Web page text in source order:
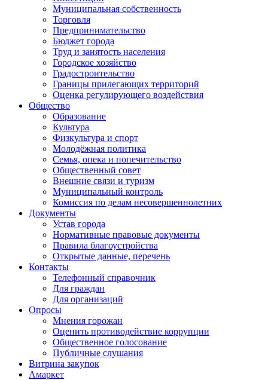
Муниципальная собственность
Торговля
Предпринимательство
Бюджет города
Труд и занятость населения
Городское хозяйство
Градостроительство
Границы прилегающих территорий
Оценка регулирующего воздействия
Общество
Образование
Культура
Физкультура и спорт
Молодёжная политика
Семья, опека и попечительство
Общественный совет
Внешние связи и туризм
Муниципальный контроль
Комиссия по делам несовершеннолетних
Документы
Устав города
Нормативные правовые документы
Правила благоустройства
Открытые данные, перечень
Контакты
Телефонный справочник
Для граждан
Для организаций
Опросы
Мнения горожан
Оценить противодействие коррупции
Общественное голосование
Публичные слушания
Витрина закупок
Амаркет